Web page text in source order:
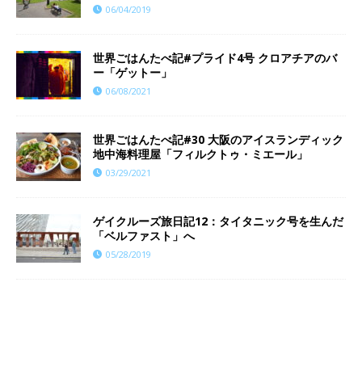
06/04/2019
世界ごはんたべ記#プライド4号 クロアチアのバ
ー「ゲットー」
06/08/2021
世界ごはんたべ記#30 大阪のアイスランディック
地中海料理屋「フィルクトゥ・ミエール」
03/29/2021
ゲイクルーズ旅日記12：タイタニック号を生んだ
「ベルファスト」へ
05/28/2019